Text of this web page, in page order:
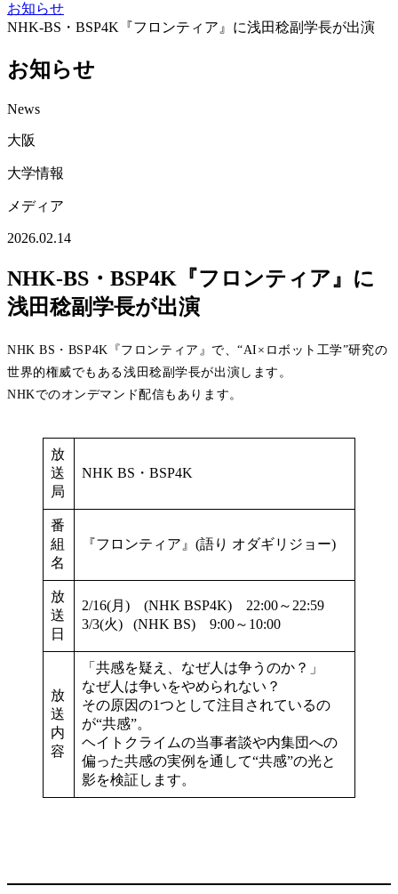
お知らせ
NHK-BS・BSP4K『フロンティア』に浅田稔副学長が出演
お知らせ
News
大阪
大学情報
メディア
2026.02.14
NHK-BS・BSP4K『フロンティア』に
浅田稔副学長が出演
NHK BS・BSP4K『フロンティア』で、“AI×ロボット工学”研究の
世界的権威でもある浅田稔副学長が出演します。
NHKでのオンデマンド配信もあります。
放
送
局
NHK BS・BSP4K
番
組
名
『フロンティア』(語り オダギリジョー)
放
送
日
2/16(月) (NHK BSP4K) 22:00～22:59
3/3(火) (NHK BS) 9:00～10:00
放
送
内
容
「共感を疑え、なぜ人は争うのか？」
なぜ人は争いをやめられない？
その原因の1つとして注目されているの
が“共感”。
ヘイトクライムの当事者談や内集団への
偏った共感の実例を通して“共感”の光と
影を検証します。